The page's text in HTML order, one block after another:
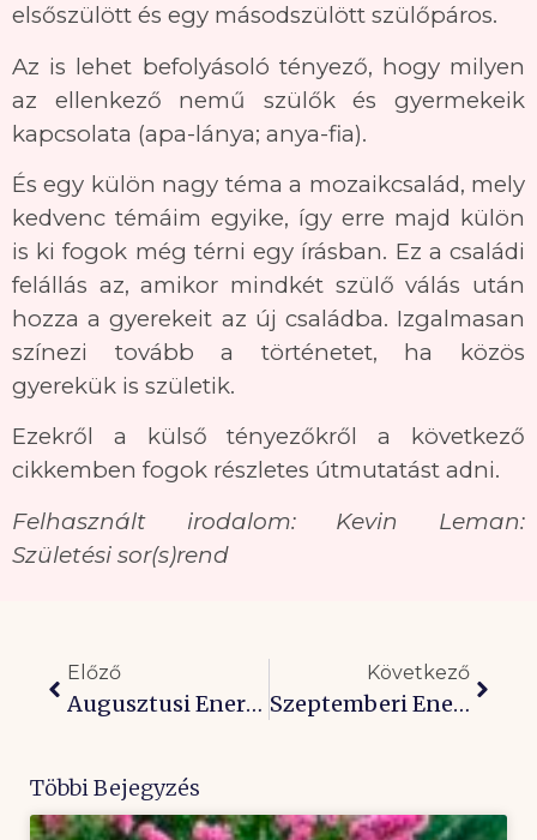
elsőszülött és egy másodszülött szülőpáros.
Az is lehet befolyásoló tényező, hogy milyen
az ellenkező nemű szülők és gyermekeik
kapcsolata (apa-lánya; anya-fia).
És egy külön nagy téma a mozaikcsalád, mely
kedvenc témáim egyike, így erre majd külön
is ki fogok még térni egy írásban. Ez a családi
felállás az, amikor mindkét szülő válás után
hozza a gyerekeit az új családba. Izgalmasan
színezi tovább a történetet, ha közös
gyerekük is születik.
Ezekről a külső tényezőkről a következő
cikkemben fogok részletes útmutatást adni.
Felhasznált irodalom: Kevin Leman:
Születési sor(s)rend
Előző
Augusztusi Energiák: Ébredj Fel, Itt Az Idő Élni!
Következő
Szeptemberi Energiák: Becsüld Meg Magad, Hogy Elégedett Lehess!
Többi Bejegyzés